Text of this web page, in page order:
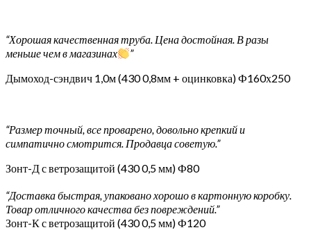
“Хорошая качественная труба. Цена достойная. В разы
меньше чем в магазинах
”
Дымоход-сэндвич 1,0м (430 0,8мм + оцинковка) Ф160х250
“Размер точный, все проварено, довольно крепкий и
симпатично смотрится. Продавца советую.”
Зонт-Д с ветрозащитой (430 0,5 мм) Ф80
“Доставка быстрая, упаковано хорошо в картонную коробку.
Товар отличного качества без повреждений.”
Зонт-К с ветрозащитой (430 0,5 мм) Ф120